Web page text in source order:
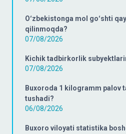
Oʻzbekistonga mol goʻshti
qilinmoqda?
07/08/2026
Kichik tadbirkorlik
07/08/2026
Buxoroda 1 kilogramm palov
tushadi?
06/08/2026
Buxoro viloyati statistika